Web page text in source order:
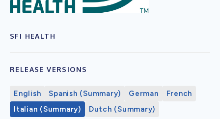
SFI HEALTH
RELEASE VERSIONS
English Spanish (Summary) German
French
Italian (Summary)
Dutch (Summary)